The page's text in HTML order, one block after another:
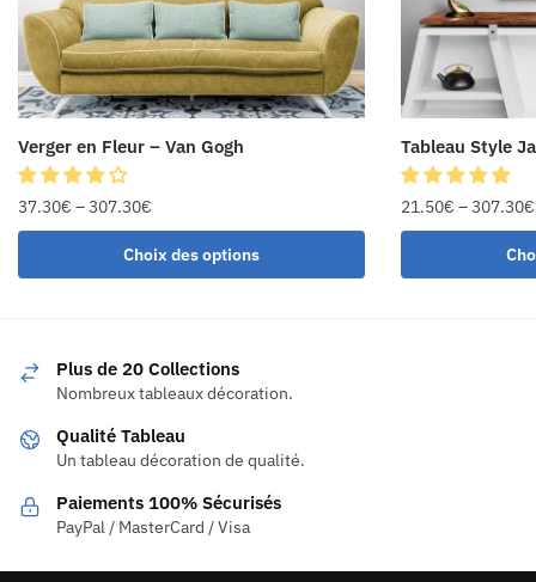
Verger en Fleur – Van Gogh
37.30€ –307.30€
Choix des options
Tableau Style
21.50€ –307.30€
Plus de 20 Collections
Nombreux tableaux décoration.
Qualité Tableau
Un tableau décoration de qualité.
Paiements 100% Sécurisés
PayPal / MasterCard / Visa